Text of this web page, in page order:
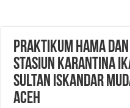
PRAKTIKUM HAMA
STASIUN KARANTINA
SULTAN ISKANDAR
ACEH